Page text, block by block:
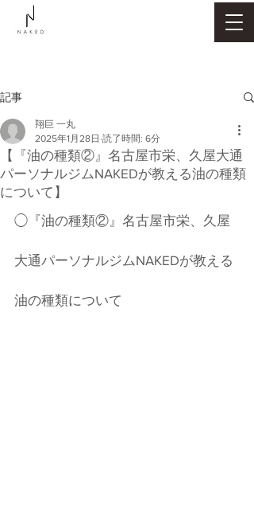
記事
【『油の種類②』名古屋市栄、久屋大通
パーソナルジムNAKEDが教える油の種類
について】
翔巨 一丸
2025年1月28日 読了時間: 6分
◯『油の種類②』名古屋市栄、久屋
大通パーソナルジムNAKEDが教える
油の種類について